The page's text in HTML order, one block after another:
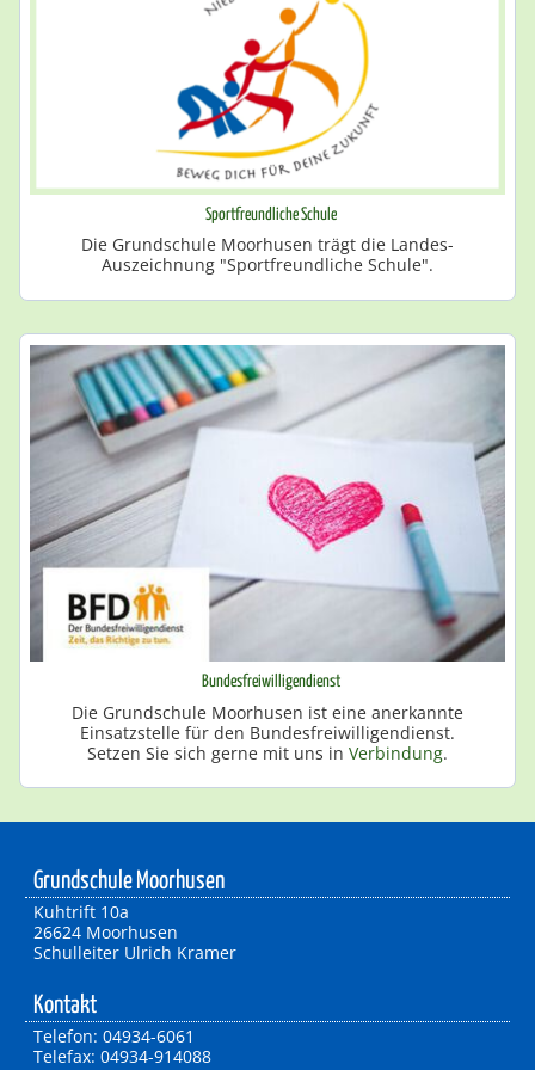
Sportfreundliche Schule
Die Grundschule Moorhusen trägt die Landes-
Auszeichnung "Sportfreundliche Schule".
Bundesfreiwilligendienst
Die Grundschule Moorhusen ist eine anerkannte
Einsatzstelle für den Bundesfreiwilligendienst.
Setzen Sie sich gerne mit uns in Verbindung.
Grundschule Moorhusen
Kuhtrift 10a
26624 Moorhusen
Schulleiter Ulrich Kramer
Kontakt
Telefon: 04934-6061
Telefax: 04934-914088